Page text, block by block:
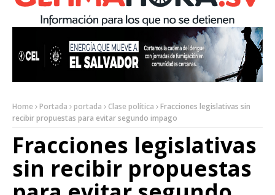
Home Portada portada Clase política
Fracciones legislativas sin
recibir propuestas para evitar segundo impago
Fracciones legislativas
sin recibir propuestas